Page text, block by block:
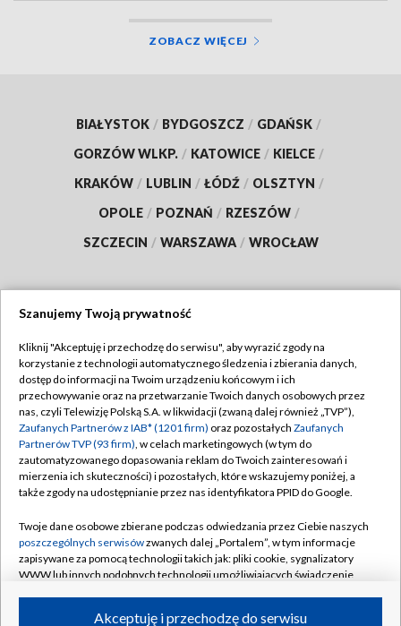
ZOBACZ WIĘCEJ
BIAŁYSTOK / BYDGOSZCZ / GDAŃSK /
GORZÓW WLKP. / KATOWICE / KIELCE /
KRAKÓW / LUBLIN / ŁÓDŹ / OLSZTYN /
OPOLE / POZNAŃ / RZESZÓW /
SZCZECIN / WARSZAWA / WROCŁAW
TVP
Abonament TVP
Emisja w TVP
Centrum informacji TVP
Naziemna Telewizja Cyfrowa
Rada Programowa
System NOS
Informacje o nadawcy
Regulamin TVP
Polityka prywatności
Moje zgody
Pomoc
Kontakt
Kanały
Szanujemy Twoją prywatność
Kliknij "Akceptuję i przechodzę do serwisu", aby wyrazić zgody na
korzystanie z technologii automatycznego śledzenia i zbierania danych,
dostęp do informacji na Twoim urządzeniu końcowym i ich
przechowywanie oraz na przetwarzanie Twoich danych osobowych przez
nas, czyli Telewizję Polską S.A. w likwidacji (zwaną dalej również „TVP”),
Zaufanych Partnerów z IAB* (1201 firm) oraz pozostałych Zaufanych
Partnerów TVP (93 firm), w celach marketingowych (w tym do
zautomatyzowanego dopasowania reklam do Twoich zainteresowań i
mierzenia ich skuteczności) i pozostałych, które wskazujemy poniżej, a
także zgody na udostępnianie przez nas identyfikatora PPID do Google.
Twoje dane osobowe zbierane podczas odwiedzania przez Ciebie naszych
poszczególnych serwisówzwanych dalej „Portalem”, w tym informacje
zapisywane za pomocą technologii takich jak: pliki cookie, sygnalizatory
WWW lub innych podobnych technologii umożliwiających świadczenie
ruchu w Internecie.Akceptuję i przechodzę do serwisu